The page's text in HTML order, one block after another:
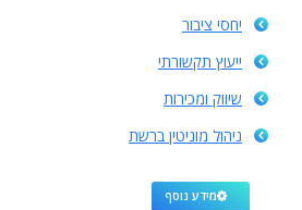
יחסי ציבור
ייעוץ תקשורתי
שיווק ומכירות
ניהול מוניטין ברשת
מידע נוסף